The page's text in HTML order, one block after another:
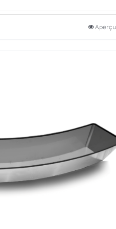
Aperçu